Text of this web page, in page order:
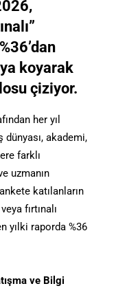
koyarak
çiziyor.
her yıl
dünyası, akademi,
farklı
uzmanın
katılanların
fırtınalı
yılki raporda %36
ve Bilgi